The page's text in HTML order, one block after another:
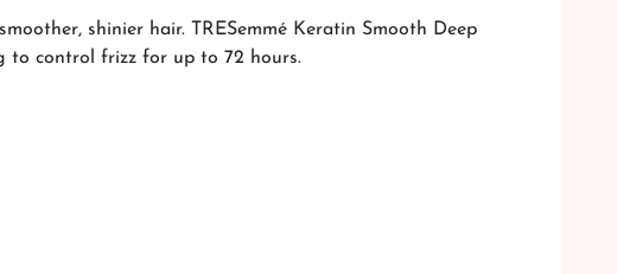
shinier hair. TRESemmé Keratin Smooth Deep
to control frizz for up to 72 hours.